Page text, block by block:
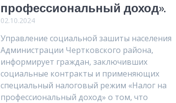
профессиональный доход».
02.10.2024
Управление социальной зашиты населения
Администрации Чертковского района,
информирует граждан, заключивших
социальные контракты и применяющих
специальный налоговый режим «Налог на
профессиональный доход» о том, что